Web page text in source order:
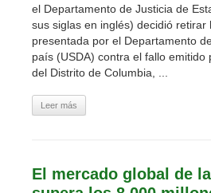
el Departamento de Justicia de
sus siglas en inglés) decidió retirar
presentada por el Departamento
país (USDA) contra el fallo emitido
del Distrito de Columbia, ...
Leer más
El mercado global de